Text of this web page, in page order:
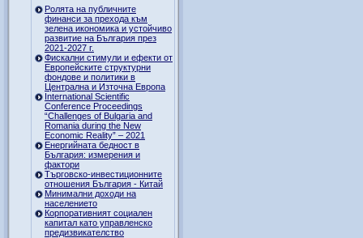
Ролята на публичните
финанси за прехода към
зелена икономика и устойчиво
развитие на България през
2021-2027 г.
Фискални стимули и ефекти от
Европейските структурни
фондове и политики в
Централна и Източна Европа
International Scientific
Conference Proceedings
“Challenges of Bulgaria and
Romania during the New
Economic Reality” – 2021
Енергийната бедност в
България: измерения и
фактори
Търговско-инвестиционните
отношения България - Китай
Минимални доходи на
населението
Корпоративният социален
капитал като управленско
предизвикателство